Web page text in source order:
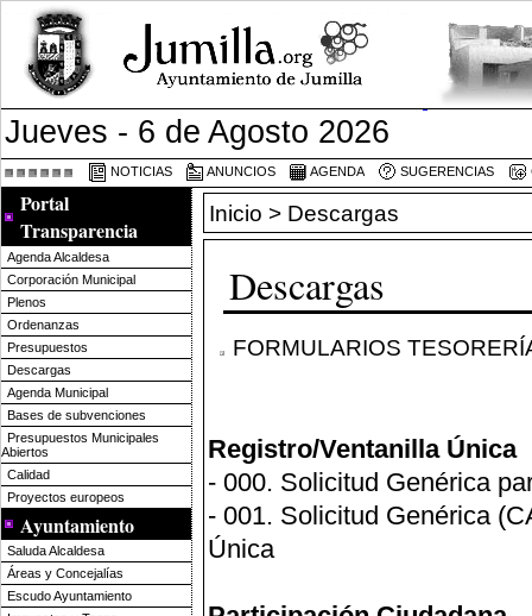
Jueves - 6 de Agosto 2026
NOTICIAS ANUNCIOS AGENDA SUGERENCIAS
Portal
Transparencia
Agenda Alcaldesa
Corporación Municipal
Plenos
Ordenanzas
Presupuestos
Descargas
Agenda Municipal
Bases de subvenciones
Presupuestos Municipales
Abiertos
Calidad
Proyectos europeos
Ayuntamiento
Saluda Alcaldesa
Áreas y Concejalías
Escudo Ayuntamiento
Inicio > Descargas
Descargas
FORMULARIOS
Registro/Ventanilla Única
-000. Solicitud Genérica
-001. Solicitud Genérica
Única